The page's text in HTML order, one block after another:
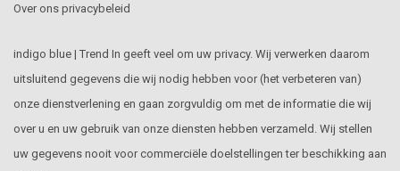
Over ons privacybeleid
indigo blue | Trend In geeft veel om uw privacy. Wij verwerken daarom
uitsluitend gegevens die wij nodig hebben voor (het verbeteren van)
onze dienstverlening en gaan zorgvuldig om met de informatie die wij
over u en uw gebruik van onze diensten hebben verzameld. Wij stellen
uw gegevens nooit voor commerciële doelstellingen ter beschikking aan